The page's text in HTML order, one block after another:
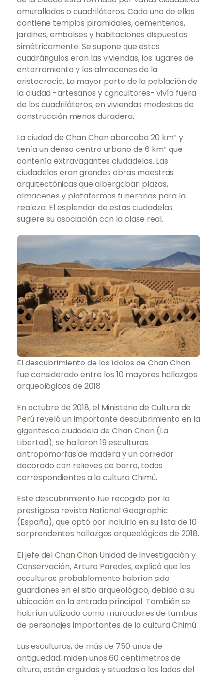
amuralladas o cuadriláteros. Cada uno de ellos
contiene templos piramidales, cementerios,
jardines, embalses y habitaciones dispuestas
simétricamente. Se supone que estos
cuadrángulos eran las viviendas, los lugares de
enterramiento y los almacenes de la
aristocracia. La mayor parte de la población de
la ciudad -artesanos y agricultores- vivía fuera
de los cuadriláteros, en viviendas modestas de
construcción menos duradera.
La ciudad de Chan Chan abarcaba 20 km² y
tenía un denso centro urbano de 6 km² que
contenía extravagantes ciudadelas. Las
ciudadelas eran grandes obras maestras
arquitectónicas que albergaban plazas,
almacenes y plataformas funerarias para la
realeza. El esplendor de estas ciudadelas
sugiere su asociación con la clase real.
El descubrimiento de los ídolos de Chan Chan
fue considerado entre los 10 mayores hallazgos
arqueológicos de 2018
En octubre de 2018, el Ministerio de Cultura de
Perú reveló un importante descubrimiento en la
gigantesca ciudadela de Chan Chan (La
Libertad); se hallaron 19 esculturas
antropomorfas de madera y un corredor
decorado con relieves de barro, todos
correspondientes a la cultura Chimú.
Este descubrimiento fue recogido por la
prestigiosa revista National Geographic
(España), que optó por incluirlo en su lista de 10
sorprendentes hallazgos arqueológicos de 2018.
El jefe del Chan Chan Unidad de Investigación y
Conservación, Arturo Paredes, explicó que las
esculturas probablemente habrían sido
guardianes en el sitio arqueológico, debido a su
ubicación en la entrada principal. También se
habrían utilizado como marcadores de tumbas
de personajes importantes de la cultura Chimú.
Las esculturas, de más de 750 años de
antigüedad, miden unos 60 centímetros de
altura, están erguidas y situadas a los lados del